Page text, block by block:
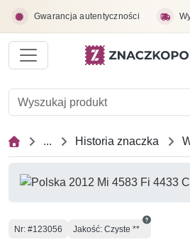
Gwarancja autentyczności
... Historia znaczka
Numer
Nr: #123056 Jakość: Czyste **